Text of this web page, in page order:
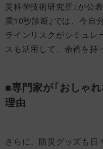
災科学技術研究所」が公
震10秒診断』では、今自
ラインリスクがシミュレ
スも活用して、余裕を持
■専門家が「おしゃ
理由
さらに、防災グッズも日